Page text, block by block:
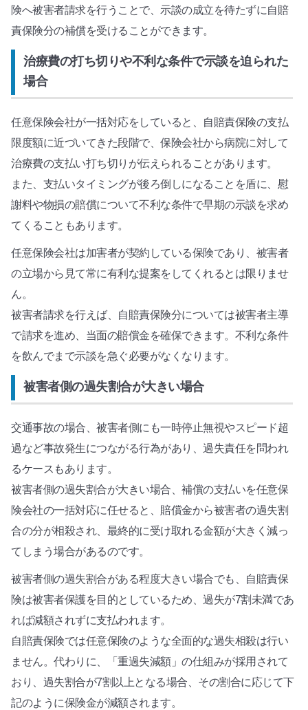
険へ被害者請求を行うことで、示談の成立を待たずに自賠
責保険分の補償を受けることができます。
治療費の打ち切りや不利な条件で示談を迫られた
場合
任意保険会社が一括対応をしていると、自賠責保険の支払
限度額に近づいてきた段階で、保険会社から病院に対して
治療費の支払い打ち切りが伝えられることがあります。
また、支払いタイミングが後ろ倒しになることを盾に、慰
謝料や物損の賠償について不利な条件で早期の示談を求め
てくることもあります。
任意保険会社は加害者が契約している保険であり、被害者
の立場から見て常に有利な提案をしてくれるとは限りませ
ん。
被害者請求を行えば、自賠責保険分については被害者主導
で請求を進め、当面の賠償金を確保できます。不利な条件
を飲んでまで示談を急ぐ必要がなくなります。
被害者側の過失割合が大きい場合
交通事故の場合、被害者側にも一時停止無視やスピード超
過など事故発生につながる行為があり、過失責任を問われ
るケースもあります。
被害者側の過失割合が大きい場合、補償の支払いを任意保
険会社の一括対応に任せると、賠償金から被害者の過失割
合の分が相殺され、最終的に受け取れる金額が大きく減っ
てしまう場合があるのです。
被害者側の過失割合がある程度大きい場合でも、自賠責保
険は被害者保護を目的としているため、過失が7割未満であ
れば減額されずに支払われます。
自賠責保険では任意保険のような全面的な過失相殺は行い
ません。代わりに、「重過失減額」の仕組みが採用されて
おり、過失割合が7割以上となる場合、その割合に応じて下
記のように保険金が減額されます。